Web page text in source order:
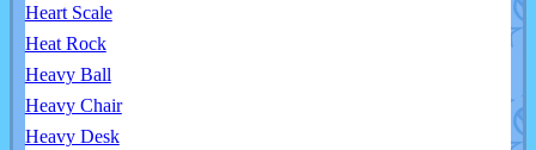
Heart Scale
Heat Rock
Heavy Ball
Heavy Chair
Heavy Desk